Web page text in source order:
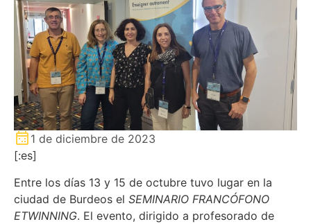
1 de diciembre de 2023
[:es]
Entre los días 13 y 15 de octubre tuvo lugar en la
ciudad de Burdeos el SEMINARIO FRANCÓFONO
ETWINNING. El evento, dirigido a profesorado de